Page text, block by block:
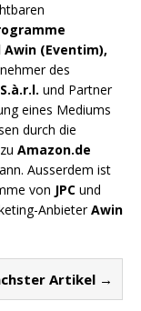
Awin (Eventim),
des
und Partner
eines Mediums
durch die
Amazon.de
Ausserdem ist
von JPC und
AnbieterAwin
Artikel →